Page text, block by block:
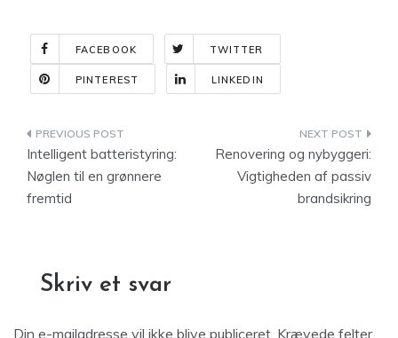
FACEBOOK TWITTER
PINTEREST LINKEDIN
Indlægsnavigation
Intelligent batteristyring:
Nøglen til en grønnere
fremtid
Renovering og nybyggeri:
Vigtigheden af passiv
brandsikring
Skriv et svar
Din e-mailadresse vil ikke blive publiceret. Krævede felter